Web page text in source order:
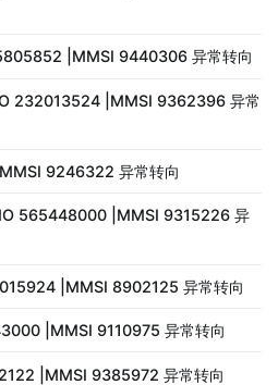
|MMSI 9440306 异常转向
232013524 |MMSI 9362396 异常
9246322 异常转向
565448000 |MMSI 9315226 异
|MMSI 8902125 异常转向
|MMSI 9110975 异常转向
|MMSI 9385972 异常转向